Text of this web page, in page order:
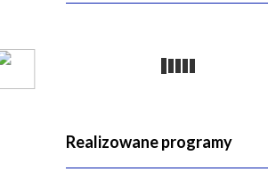
Realizowane programy